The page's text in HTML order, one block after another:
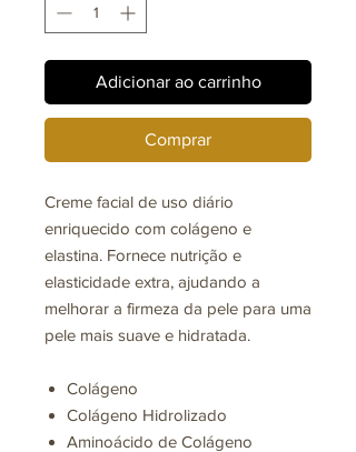
Adicionar ao carrinho
Comprar
Creme facial de uso diário
enriquecido com colágeno e
elastina. Fornece nutrição e
elasticidade extra, ajudando a
melhorar a firmeza da pele para uma
pele mais suave e hidratada.
Colágeno
Colágeno Hidrolizado
Aminoácido de Colágeno